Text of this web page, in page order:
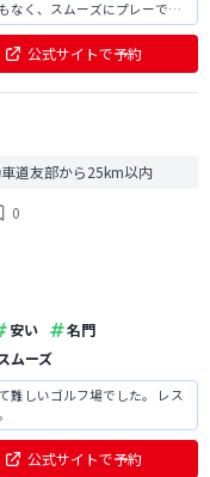
なく、スムーズにプレーでき
てプレーできる良いゴルフ場
メです。 またプレー後の温泉
公式サイトで予約
道友部から25km以内
0
安い
名門
ムーズ
難しいゴルフ場でした。 レス
公式サイトで予約